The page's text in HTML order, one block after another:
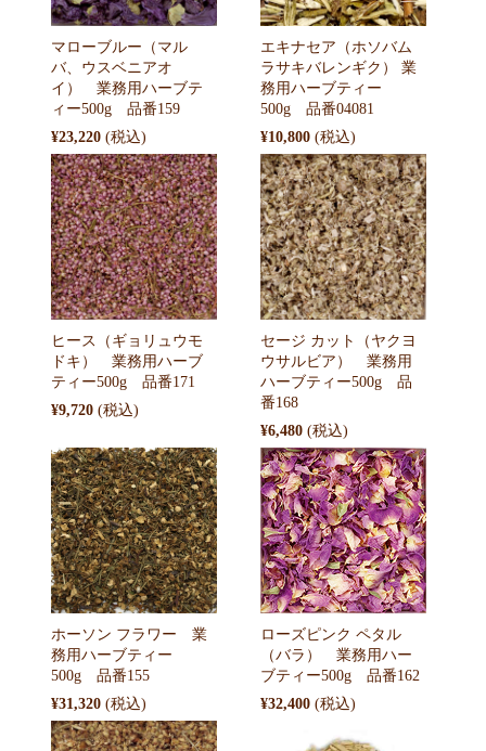
マローブルー（マル
バ、ウスベニアオ
イ） 業務用ハーブテ
ィー500g 品番159
¥23,220
エキナセア（ホソバム
ラサキバレンギク） 業
務用ハーブティー
500g 品番04081
¥10,800
ヒース（ギョリュウモ
ドキ） 業務用ハーブ
ティー500g 品番171
¥9,720
セージ カット（ヤクヨ
ウサルビア） 業務用
ハーブティー500g 品
番168
¥6,480
ホーソン フラワー 業
務用ハーブティー
500g 品番155
¥31,320
ローズピンク ペタル
（バラ） 業務用ハー
ブティー500g 品番162
¥32,400